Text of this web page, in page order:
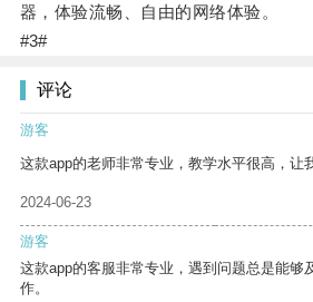
器，体验流畅、自由的网络体验。
#3#
评论
游客
这款app的老师非常专业，教学水平很高，让
2024-06-23
游客
这款app的客服非常专业，遇到问题总是能够
作。